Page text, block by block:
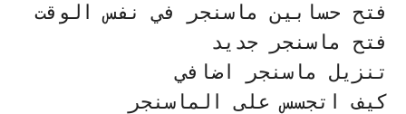
فتح حسابين ماسنجر في نفس الوقت
فتح ماسنجر جديد
تنزيل ماسنجر اضافي
كيف اتجسس على الماسنجر